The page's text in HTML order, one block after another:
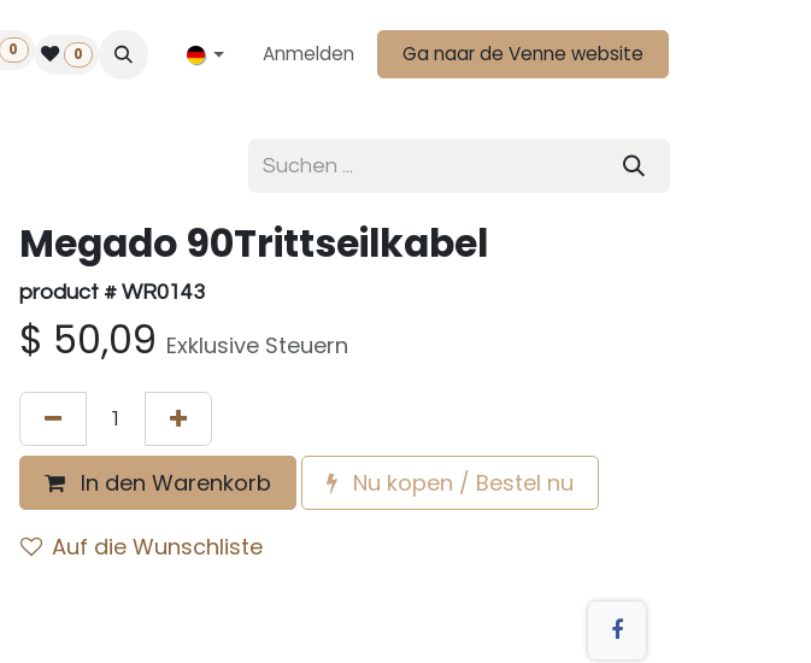
einen Händler
0 0 Anmelden Ga naar de Venne website
Megado 90Trittseilkabel
product # WR0143
$ 50,09 Exklusive Steuern
In den Warenkorb Nu kopen / Bestel nu
Auf die Wunschliste